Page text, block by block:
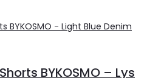
BYKOSMO – Lys